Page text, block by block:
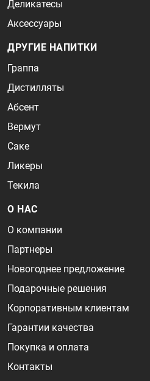
Деликатесы
Аксессуары
ДРУГИЕ НАПИТКИ
Граппа
Дистилляты
Абсент
Вермут
Саке
Ликеры
Текила
О НАС
О компании
Партнеры
Новогоднее предложение
Подарочные решения
Корпоративным клиентам
Гарантии качества
Покупка и оплата
Контакты